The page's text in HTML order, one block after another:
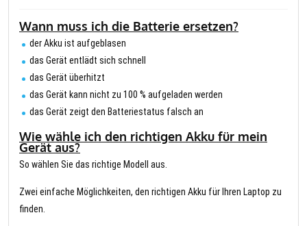
Wann muss ich die Batterie ersetzen?
der Akku ist aufgeblasen
das Gerät entlädt sich schnell
das Gerät überhitzt
das Gerät kann nicht zu 100 % aufgeladen werden
das Gerät zeigt den Batteriestatus falsch an
Wie wähle ich den richtigen Akku für mein
Gerät aus?
So wählen Sie das richtige Modell aus.
Zwei einfache Möglichkeiten, den richtigen Akku für Ihren Laptop zu
finden.